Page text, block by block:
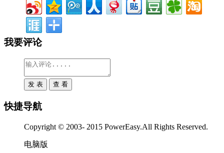
我要评论
快捷导航
Copyright © 2003- 2015 PowerEasy.All Rights Reserved.
电脑版